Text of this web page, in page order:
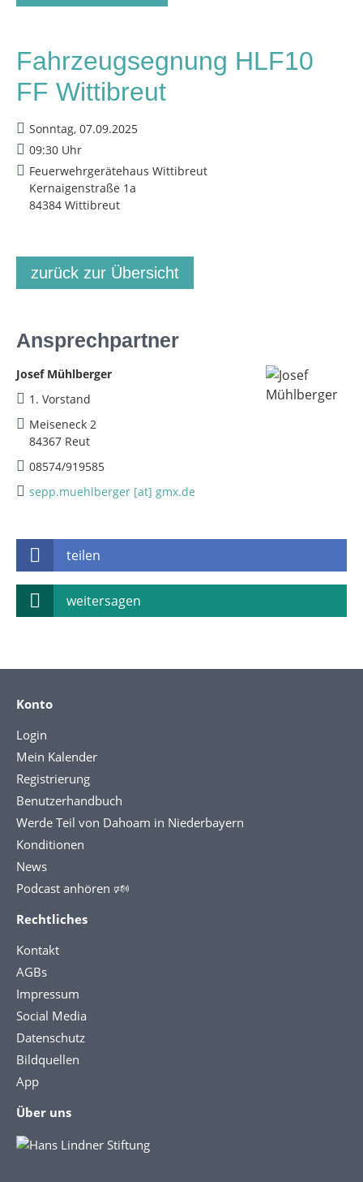
Fahrzeugsegnung HLF10
FF Wittibreut
Sonntag, 07.09.2025
09:30 Uhr
Feuerwehrgerätehaus Wittibreut
Kernaigenstraße 1a
84384 Wittibreut
zurück zur Übersicht
Ansprechpartner
Josef Mühlberger
1. Vorstand
Meiseneck 2
84367 Reut
08574/919585
sepp.muehlberger [at] gmx.de
teilen
weitersagen
Konto
Login
Mein Kalender
Registrierung
Benutzerhandbuch
Werde Teil von Dahoam in Niederbayern
Konditionen
News
Podcast anhören 🕬
Rechtliches
Kontakt
AGBs
Impressum
Social Media
Datenschutz
Bildquellen
App
Über uns